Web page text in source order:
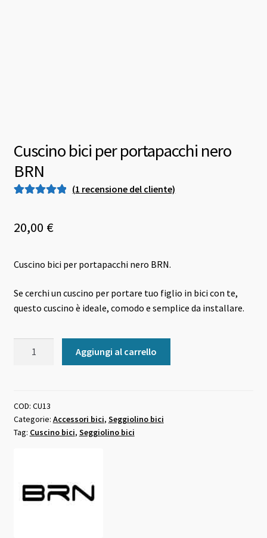
Cuscino bici per portapacchi nero
BRN
direcensioni
(1 recensione del cliente)
20,00 €
Cuscino bici per portapacchi nero BRN.
Se cerchi un cuscino per portare tuo figlio in bici con te,
questo cuscino è ideale, comodo e semplice da installare.
nero
BRN
quantità
Aggiungi al carrello
COD: CU13
Categorie: Accessori bici, Seggiolino bici
Tag: Cuscino bici, Seggiolino bici